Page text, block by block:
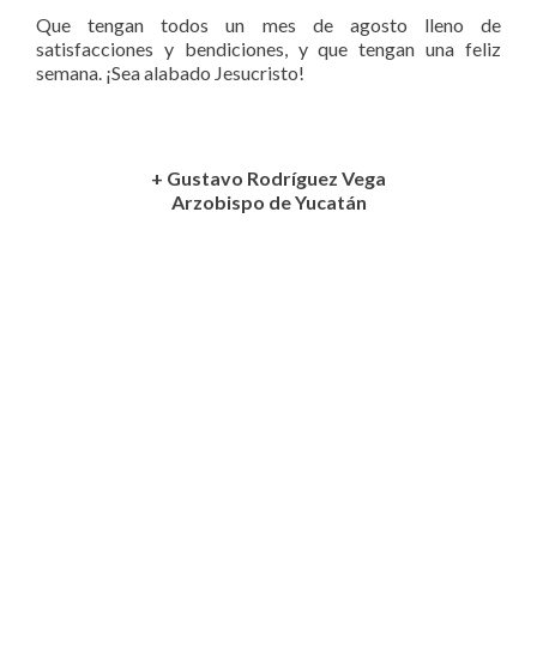
Que tengan todos un mes de agosto lleno de
satisfacciones y bendiciones, y que tengan una feliz
semana. ¡Sea alabado Jesucristo!
+ Gustavo Rodríguez Vega
Arzobispo de Yucatán